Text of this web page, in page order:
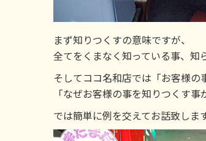
まず知りつくすの意味ですが、
全てをくまなく知っている事、知
そしてココ名和店では「お客様の
「なぜお客様の事を知りつくす
では簡単に例を交えてお話致します